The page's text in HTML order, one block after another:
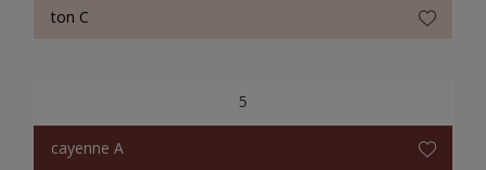
ton C
5
cayenne A